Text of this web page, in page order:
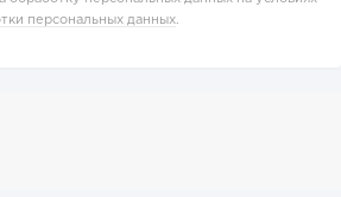
персональных данных.